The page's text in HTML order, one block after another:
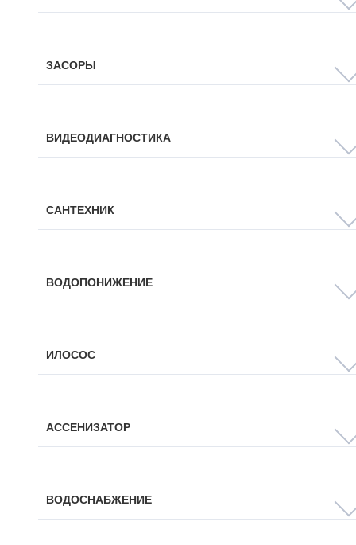
ЗАСОРЫ
ВИДЕОДИАГНОСТИКА
САНТЕХНИК
ВОДОПОНИЖЕНИЕ
ИЛОСОС
АССЕНИЗАТОР
ВОДОСНАБЖЕНИЕ